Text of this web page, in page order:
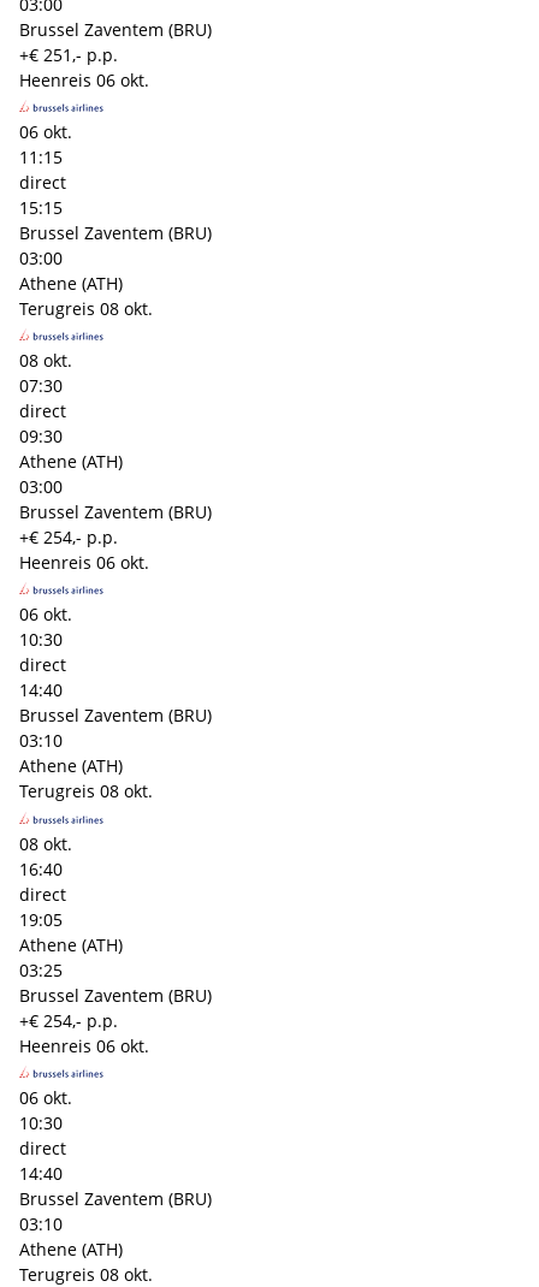
Brussel Zaventem (BRU)
+€ 251,- p.p.
Heenreis 06 okt.
06 okt.
11:15
direct
15:15
Brussel Zaventem (BRU)
03:00
Athene (ATH)
Terugreis 08 okt.
08 okt.
07:30
direct
09:30
Athene (ATH)
03:00
Brussel Zaventem (BRU)
+€ 254,- p.p.
Heenreis 06 okt.
06 okt.
10:30
direct
14:40
Brussel Zaventem (BRU)
03:10
Athene (ATH)
Terugreis 08 okt.
08 okt.
16:40
direct
19:05
Athene (ATH)
03:25
Brussel Zaventem (BRU)
+€ 254,- p.p.
Heenreis 06 okt.
06 okt.
10:30
direct
14:40
Brussel Zaventem (BRU)
03:10
Athene (ATH)
Terugreis 08 okt.